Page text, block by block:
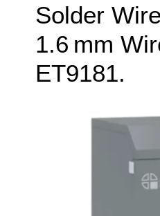
Solder
1.6 mm
ET9181.